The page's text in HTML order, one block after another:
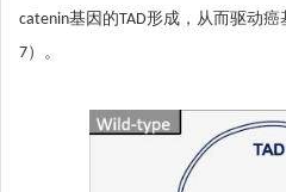
catenin基因的TAD形成，从而驱动
7）。